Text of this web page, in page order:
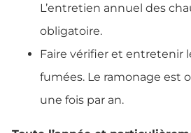
L’entretien annuel des
obligatoire.
Faire vérifier et entretenir
fumées. Le ramonage est
une fois par an.